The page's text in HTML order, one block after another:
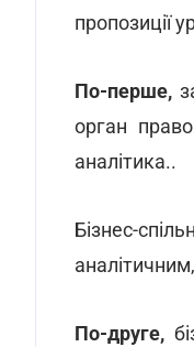
пропозиції
По-перше,
орган
аналітика..
Бізнес-
По-друге,